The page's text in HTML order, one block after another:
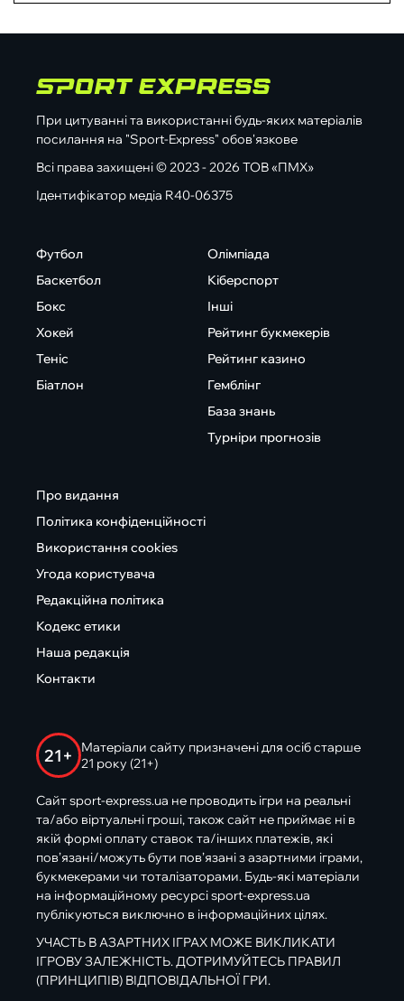
При цитуванні та використанні будь-яких матеріалів
посилання на "Sport-Express" обов'язкове
Всі права захищені © 2023 - 2026 ТОВ «ПМХ»
Ідентифікатор медіа R40-06375
Футбол
Баскетбол
Бокс
Хокей
Теніс
Біатлон
Олімпіада
Кіберспорт
Інші
Рейтинг букмекерів
Рейтинг казино
Гемблінг
База знань
Турніри прогнозів
Про видання
Політика конфіденційності
Використання cookies
Угода користувача
Редакційна політика
Кодекс етики
Наша редакція
Контакти
21+
Матеріали сайту призначені для осіб старше
21 року (21+)
Сайт sport-express.ua не проводить ігри на реальні
та/або віртуальні гроші, також сайт не приймає ні в
якій формі оплату ставок та/інших платежів, які
пов’язані/можуть бути пов’язані з азартними іграми,
букмекерами чи тоталізаторами. Будь-які матеріали
на інформаційному ресурсі sport-express.ua
публікуються виключно в інформаційних цілях.
УЧАСТЬ В АЗАРТНИХ ІГРАХ МОЖЕ ВИКЛИКАТИ
ІГРОВУ ЗАЛЕЖНІСТЬ. ДОТРИМУЙТЕСЬ ПРАВИЛ
(ПРИНЦИПІВ) ВІДПОВІДАЛЬНОЇ ГРИ.